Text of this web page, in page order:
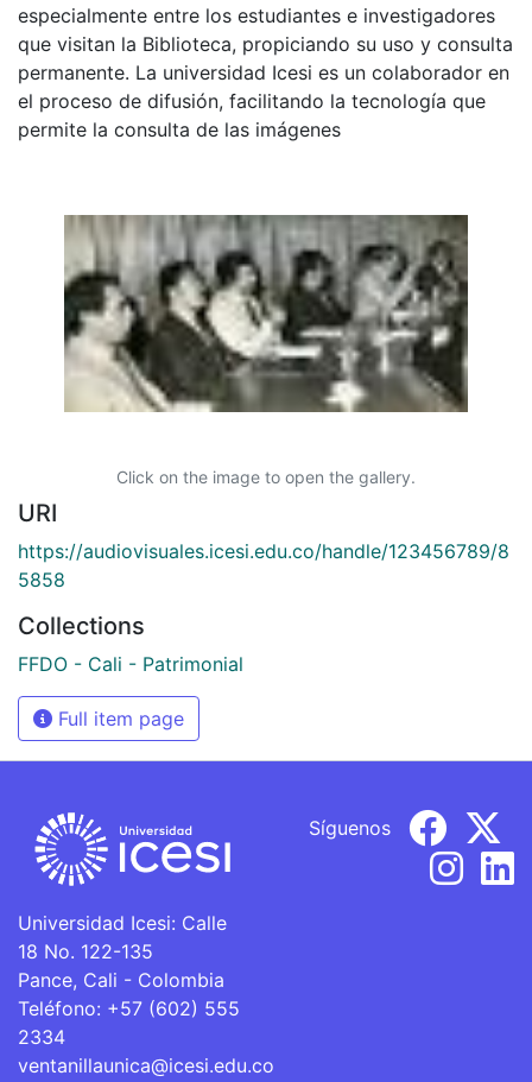
especialmente entre los estudiantes e investigadores
que visitan la Biblioteca, propiciando su uso y consulta
permanente. La universidad Icesi es un colaborador en
el proceso de difusión, facilitando la tecnología que
permite la consulta de las imágenes
Click on the image to open the gallery.
URI
https://audiovisuales.icesi.edu.co/handle/123456789/8
5858
Collections
FFDO - Cali - Patrimonial
Full item page
Universidad Icesi: Calle
18 No. 122-135
Pance, Cali - Colombia
Teléfono: +57 (602) 555
2334
ventanillaunica@icesi.edu.co
Síguenos